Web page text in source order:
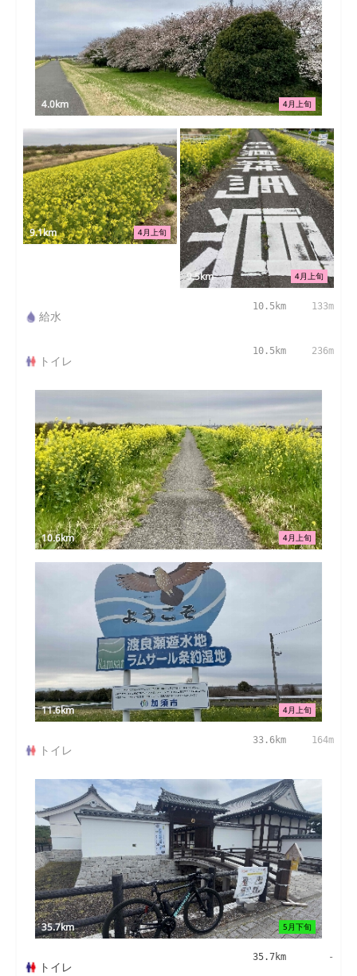
4月上旬
4.0km
4月上旬
9.1km
4月上旬
9.5km
給水
10.5km 133m
トイレ
10.5km 236m
4月上旬
10.6km
4月上旬
11.6km
トイレ
33.6km 164m
5月下旬
35.7km
トイレ
35.7km -